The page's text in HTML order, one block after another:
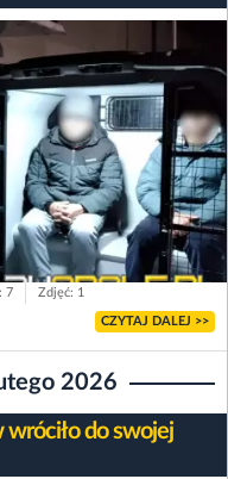
7 Zdjęć: 1
CZYTAJ DALEJ >>
2026
do swojej